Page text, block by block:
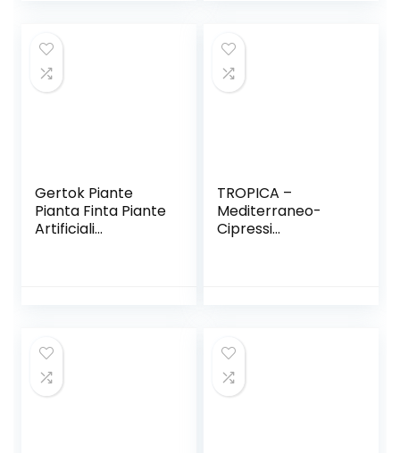
attrezzi da
giardino di semi
fioriere e
Gertok Piante
Pianta Finta Piante
Artificiali
TROPICA –
Mediterraneo-
Cipressi